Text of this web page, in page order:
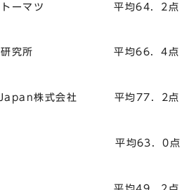
人トーマツ 平均64．2点
合研究所 平均66．4点
株式会社 平均77．2点
社 平均63．0点